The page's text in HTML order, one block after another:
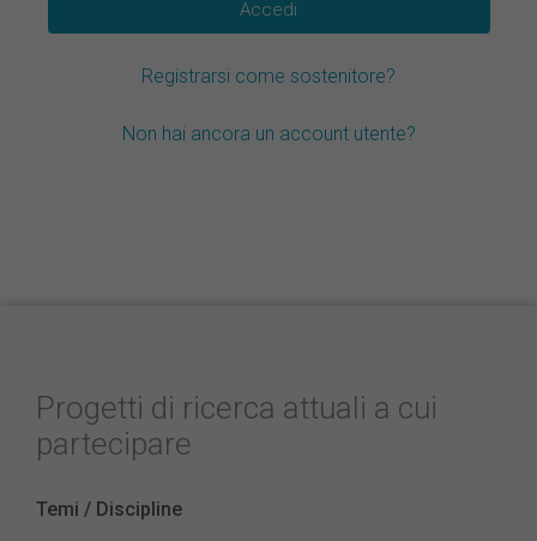
Registrarsi come sostenitore?
Non hai ancora un account utente?
Progetti di ricerca attuali a cui
partecipare
Temi / Discipline
Français